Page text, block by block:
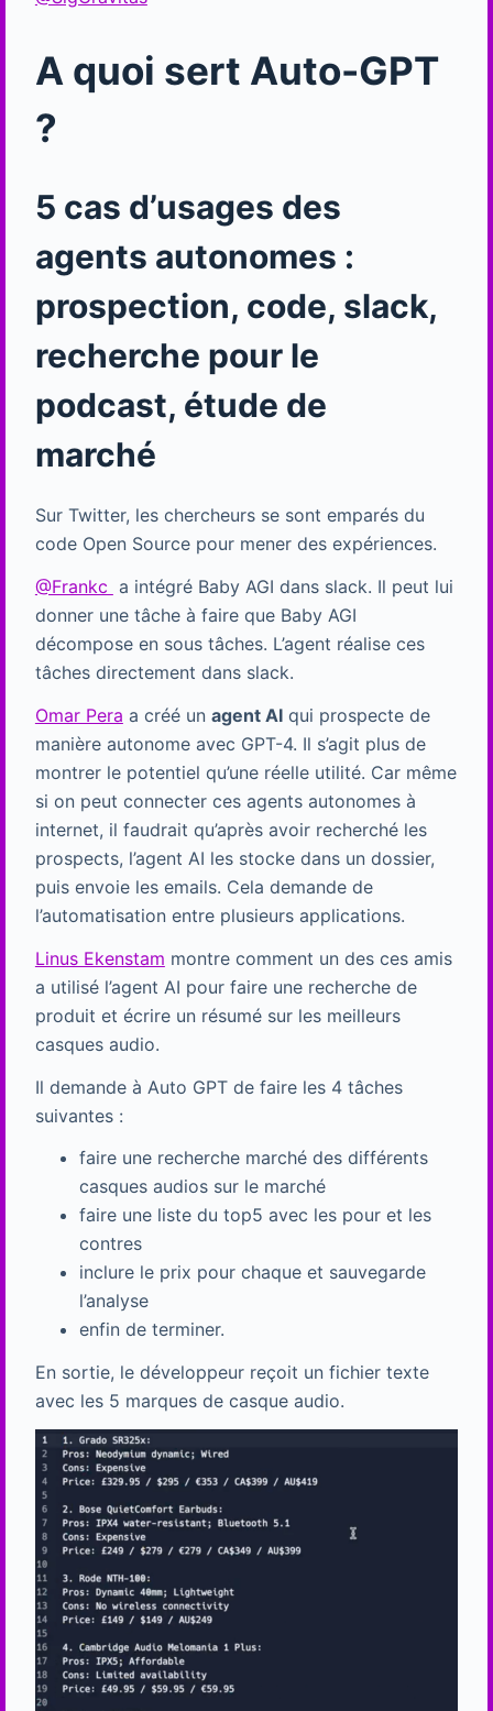
A quoi sert Auto-GPT
?
5 cas d’usages des
agents autonomes :
prospection, code, slack,
recherche pour le
podcast, étude de
marché
Sur Twitter, les chercheurs se sont emparés du
code Open Source pour mener des expériences.
@Frankc a intégré Baby AGI dans slack. Il peut lui
donner une tâche à faire que Baby AGI
décompose en sous tâches. L’agent réalise ces
tâches directement dans slack.
Omar Pera a créé un agent AIqui prospecte de
manière autonome avec GPT-4. Il s’agit plus de
montrer le potentiel qu’une réelle utilité. Car même
si on peut connecter ces agents autonomes à
internet, il faudrait qu’après avoir recherché les
prospects, l’agent AI les stocke dans un dossier,
puis envoie les emails. Cela demande de
l’automatisation entre plusieurs applications.
Linus Ekenstam montre comment un des ces amis
a utilisé l’agent AI pour faire une recherche de
produit et écrire un résumé sur les meilleurs
casques audio.
Il demande à Auto GPT de faire les 4 tâches
suivantes :
faire une recherche marché des différents
casques audios sur le marché
faire une liste du top5 avec les pour et les
contres
inclure le prix pour chaque et sauvegarde
l’analyse
enfin de terminer.
En sortie, le développeur reçoit un fichier texte
avec les 5 marques de casque audio.